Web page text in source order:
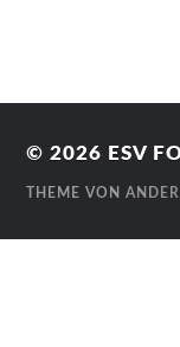
© 2026 ESV
THEME VON